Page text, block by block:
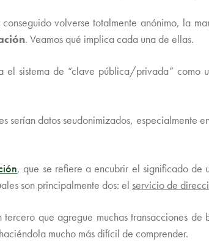
volverse totalmente anónimo, la
. Veamos qué implica cada una de ellas.
el sistema de “clave pública/privada”
serían datos seudonimizados,
, que se refiere a encubrir el significado de
son principalmente dos: el servicio de
tercero que agregue muchas transacciones
mucho más difícil de comprender.